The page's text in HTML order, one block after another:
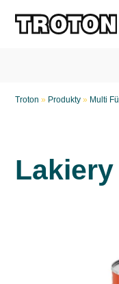
Troton » Produkty » Multi